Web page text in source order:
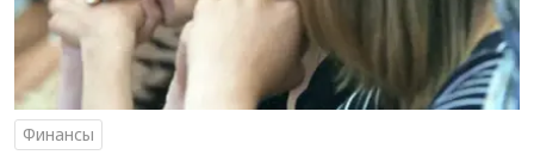
Финансы